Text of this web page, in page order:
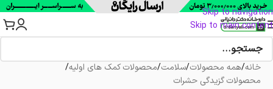
Skip to navigation
Skip to main content
خانه/همه محصولات/سلامت/محصولات کمک های اولیه/
محصولات گزیدگی حشرات